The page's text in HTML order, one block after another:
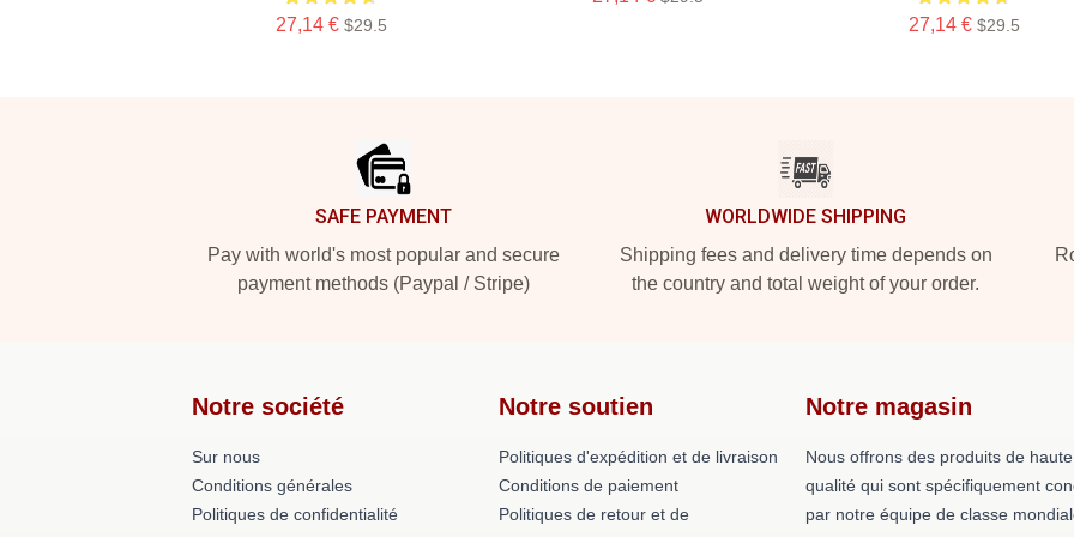
27,14 € $29.5 27,14 € $29.5
SAFE PAYMENT
Pay with world's most popular and secure
payment methods (Paypal / Stripe)
WORLDWIDE SHIPPING
Shipping fees and delivery time depends on
the country and total weight of your order.
Notre société
Sur nous
Conditions générales
Politiques de confidentialité
Notre soutien
Politiques d'expédition et de livraison
Conditions de paiement
Politiques de retour et de
Notre magasin
Nous offrons des produits de haute
qualité qui sont spécifiquement
par notre équipe de classe